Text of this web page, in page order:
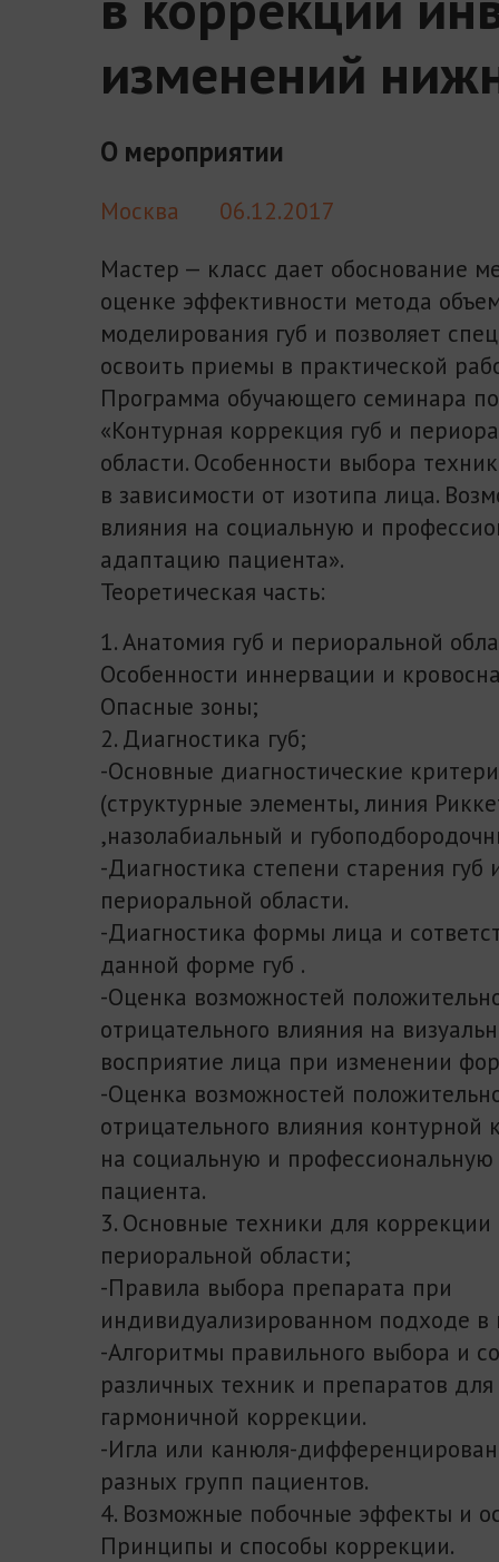
изменений
О мероприятии
Москва
06.12.2017
Мастер — класс дает обоснование
оценке эффективности метода
моделирования губ и позволяет
освоить приемы в практической
Программа обучающего семинара
«Контурная коррекция губ и
области. Особенности выбора
в зависимости от изотипа лица.
влияния на социальную и
адаптацию пациента».
Теоретическая часть:
1. Анатомия губ и периоральной
Особенности иннервации и
Опасные зоны;
2. Диагностика губ;
-Основные диагностические
(структурные элементы, линия
,назолабиальный и
-Диагностика степени старения губ
периоральной области.
-Диагностика формы лица и
данной форме губ .
-Оценка возможностей
отрицательного влияния на
восприятие лица при изменении
-Оценка возможностей
отрицательного влияния контурной
на социальную и
пациента.
3. Основные техники для коррекции
периоральной области;
-Правила выбора препарата при
индивидуализированном подходе в
-Алгоритмы правильного выбора и
различных техник и препаратов
гармоничной коррекции.
-Игла или канюля-
разных групп пациентов.
4. Возможные побочные эффекты и
Принципы и способы коррекции.